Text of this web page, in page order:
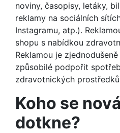
noviny, časopisy, letáky,
reklamy na sociálních
Instagramu, atp.).
shopu s nabídkou
Reklamou je
způsobilé podpořit
zdravotnických
Koho se
dotkne?